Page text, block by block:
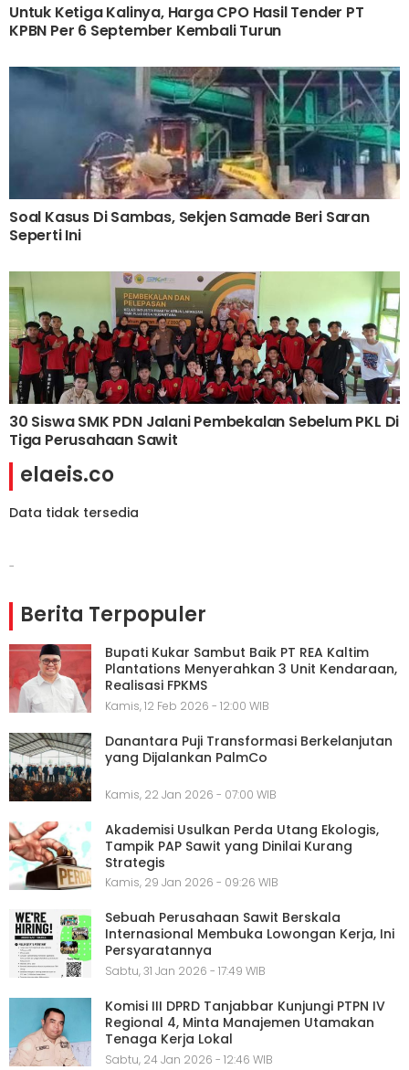
Untuk Ketiga Kalinya, Harga CPO Hasil Tender PT
KPBN Per 6 September Kembali Turun
Soal Kasus Di Sambas, Sekjen Samade Beri Saran
Seperti Ini
30 Siswa SMK PDN Jalani Pembekalan Sebelum PKL Di
Tiga Perusahaan Sawit
elaeis.co
Data tidak tersedia
-
Berita Terpopuler
Bupati Kukar Sambut Baik PT REA Kaltim
Plantations Menyerahkan 3 Unit Kendaraan,
Realisasi FPKMS
Kamis, 12 Feb 2026 - 12:00 WIB
Danantara Puji Transformasi Berkelanjutan
yang Dijalankan PalmCo
Kamis, 22 Jan 2026 - 07:00 WIB
Akademisi Usulkan Perda Utang Ekologis,
Tampik PAP Sawit yang Dinilai Kurang
Strategis
Kamis, 29 Jan 2026 - 09:26 WIB
Sebuah Perusahaan Sawit Berskala
Internasional Membuka Lowongan Kerja, Ini
Persyaratannya
Sabtu, 31 Jan 2026 - 17:49 WIB
Komisi III DPRD Tanjabbar Kunjungi PTPN IV
Regional 4, Minta Manajemen Utamakan
Tenaga Kerja Lokal
Sabtu, 24 Jan 2026 - 12:46 WIB